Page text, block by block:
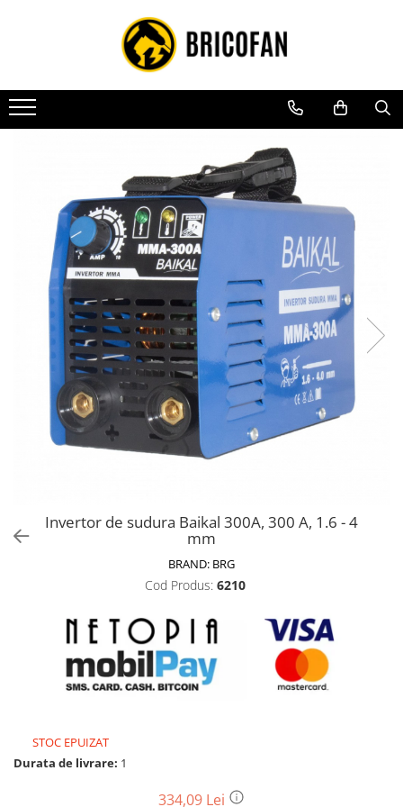
Toate Produsele
Vehicule electrice
Atv
Masini electrice
Motocross
Piese de schimb vehicule electrice
Scutere electrice
Scutere pe benzina
Tricicluri cargo fara permis
Tricicluri persoane
Trotinete electrice
Biciclete, trotinete, triciclete
Biciclete electrice
Motoburghie si accesorii
Drujbe pe benzina
Drujbe cu acumulator
Consumabile drujbe, fierastraie
Unelte electrice busteni
Mori cereale si batoze porumb
Batoze - mori desfacat porumb
Invertor de sudura Baikal 300A, 300 A, 1.6 - 4
mm
BRAND: BRG
Cod Produs: 6210
STOC EPUIZAT
Durata de livrare: 1
334,09 Lei